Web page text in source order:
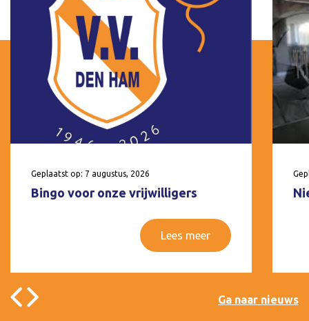
Geplaatst op: 7 augustus, 2026
Bingo voor onze vrijwilligers
Lees meer
Ga naar nieuws